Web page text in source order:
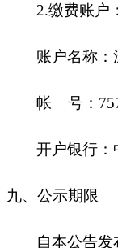
2.缴费账户：
账户名称：
帐 号：
开户银行：
九、公示期限
自本公告发